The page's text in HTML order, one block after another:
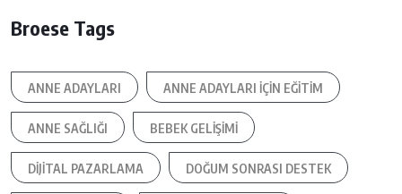
Broese Tags
ANNE ADAYLARI ANNE ADAYLARI IÇIN EĞITIM
ANNE SAĞLIĞI BEBEK GELIŞIMI
DIJITAL PAZARLAMA DOĞUM SONRASI DESTEK